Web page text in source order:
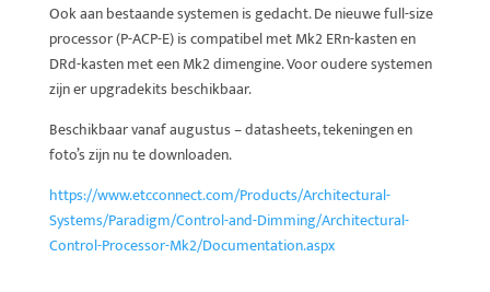
Ook aan bestaande systemen is gedacht. De nieuwe full-size
processor (P-ACP-E) is compatibel met Mk2 ERn-kasten en
DRd-kasten met een Mk2 dimengine. Voor oudere systemen
zijn er upgradekits beschikbaar.
Beschikbaar vanaf augustus – datasheets, tekeningen en
foto’s zijn nu te downloaden.
https://www.etcconnect.com/Products/Architectural-
Systems/Paradigm/Control-and-Dimming/Architectural-
Control-Processor-Mk2/Documentation.aspx